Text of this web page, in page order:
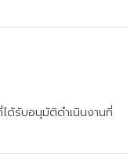
ด้รับอนุมัติดำเนินงานที่